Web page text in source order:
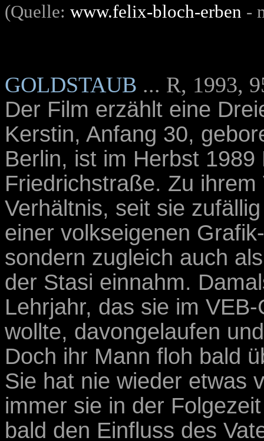
(Quelle: www.felix-bloch-erben -
GOLDSTAUB ... R, 1993,
Der Film erzählt eine
Kerstin, Anfang 30,
Berlin, ist im Herbst
Friedrichstraße. Zu
Verhältnis, seit sie
einer volkseigenen
sondern zugleich auch
der Stasi einnahm.
Lehrjahr, das sie im
wollte, davongelaufen
Doch ihr Mann floh bald
Sie hat nie wieder etwas
immer sie in der
bald den Einfluss des